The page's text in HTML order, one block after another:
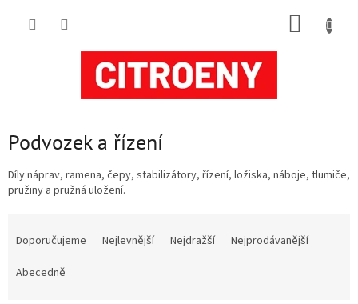
Podvozek a řízení
Díly náprav, ramena, čepy, stabilizátory, řízení, ložiska, náboje, tlumiče,
pružiny a pružná uložení.
Doporučujeme Nejlevnější Nejdražší
Nejprodávanější
Abecedně